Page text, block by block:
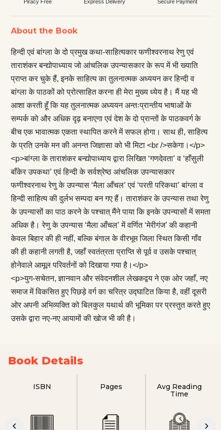
Piracy Free Express Delivery Secure Payment
About the Book
हिन्दी एवं बांग्ला के दो प्रमुख कथा-साहित्यकार फणीश्वरनाथ रेणु एवं
ताराशंकर बन्द्योपाध्याय जो आंचलिक उपन्यासकार के रूप में भी ख्याति
प्राप्त कर चुके हैं, इनके साहित्य का तुलनात्मक अध्ययन कर हिन्दी व
बांग्ला के पाठकों को प्रोत्साहित करना ही मेरा मुख्य ध्येय है। मैं यह भी
आशा करती हूँ कि यह तुलनात्मक अध्ययन अन्तःप्रान्तीय भाषाओं के
सम्पर्क को और अधिक दृढ़ बनाएगा एवं देश के दो प्रान्तों के पाठकवर्ग के
बीच एक भावात्मक एकता स्थापित करने में सफल होगा। साथ ही, साहित्य
के प्रति उनके मन की अनन्त जिज्ञासा को भी मिटा <br />सकेगा।</p>
<p>बांग्ला के ताराशंकर बन्द्योपाध्याय द्वारा लिखित ‘गणदेवता’ व ‘हाँसुली
बाँकेर उपकथा’ एवं हिन्दी के सर्वश्रेष्ठ आंचलिक उपन्यासकार
फणीश्वरनाथ रेणु के उपन्यास ‘मैला आँचल’ एवं ‘परती परिकथा’ बांग्ला व
हिन्दी साहित्य की दुर्लभ सम्पदा बन गए हैं। ताराशंकर के उपन्यास तथा रेणु
के उपन्यासों का पाठ करने के पश्चात् मैंने पाया कि इनके उपन्यासों में समता
अधिक है। रेणु के उपन्यास ‘मैला आँचल’ में वर्णित ‘मेरीगंज’ की कहानी
केवल बिहार की ही नहीं, बल्कि बंगाल के वीरभूम जिला स्थित किसी गाँव
की ही कहानी लगती है, जहाँ स्वतंत्रता प्राप्ति से पूर्व व उसके पश्चात्
होनेवाले आमूल परिवर्तनों को दिखाया गया है।</p>
<p>युग-सचेतन, ज्ञानवान और संवेदनशील लेखकद्वय ने एक ओर जहाँ, नए
समाज में विकसित हुए पिछड़े वर्ग का चरित्र उद्घाटित किया है, वहीं दूसरी
ओर अपनी अभिव्यक्ति को बिलकुल यथार्थ की भूमिका पर प्रस्तुत करते हुए
उसके द्वारा नए-नए आयामों की खोज भी की है।
Book Details
ISBN Pages
Avg Reading
Time